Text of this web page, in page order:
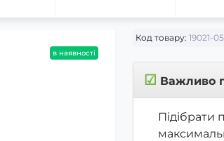
в наявності
Код товару: 19021-05
☑ Важливо
Підібрати